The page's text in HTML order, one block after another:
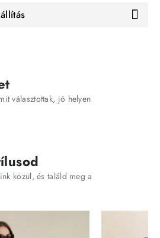
választottak, jó helyen
közül, és találd meg a